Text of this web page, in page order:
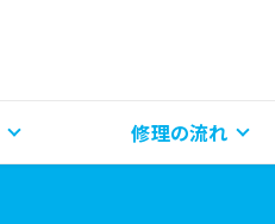
修理の流れ